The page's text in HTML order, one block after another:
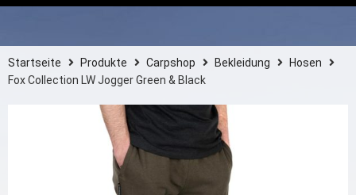
Startseite Produkte Carpshop Bekleidung
Hosen
Fox Collection LW Jogger Green & Black